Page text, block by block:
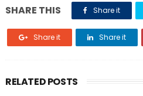
SHARE THIS Share it
Share it Share it
RELATED POSTS